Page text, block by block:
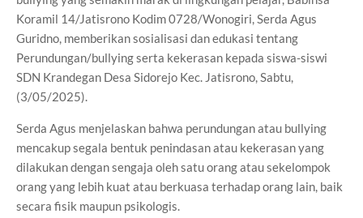
Koramil 14/Jatisrono Kodim 0728/Wonogiri, Serda Agus
Guridno, memberikan sosialisasi dan edukasi tentang
Perundungan/bullying serta kekerasan kepada siswa-siswi
SDN Krandegan Desa Sidorejo Kec. Jatisrono, Sabtu,
(3/05/2025).
Serda Agus menjelaskan bahwa perundungan atau bullying
mencakup segala bentuk penindasan atau kekerasan yang
dilakukan dengan sengaja oleh satu orang atau sekelompok
orang yang lebih kuat atau berkuasa terhadap orang lain, baik
secara fisik maupun psikologis.